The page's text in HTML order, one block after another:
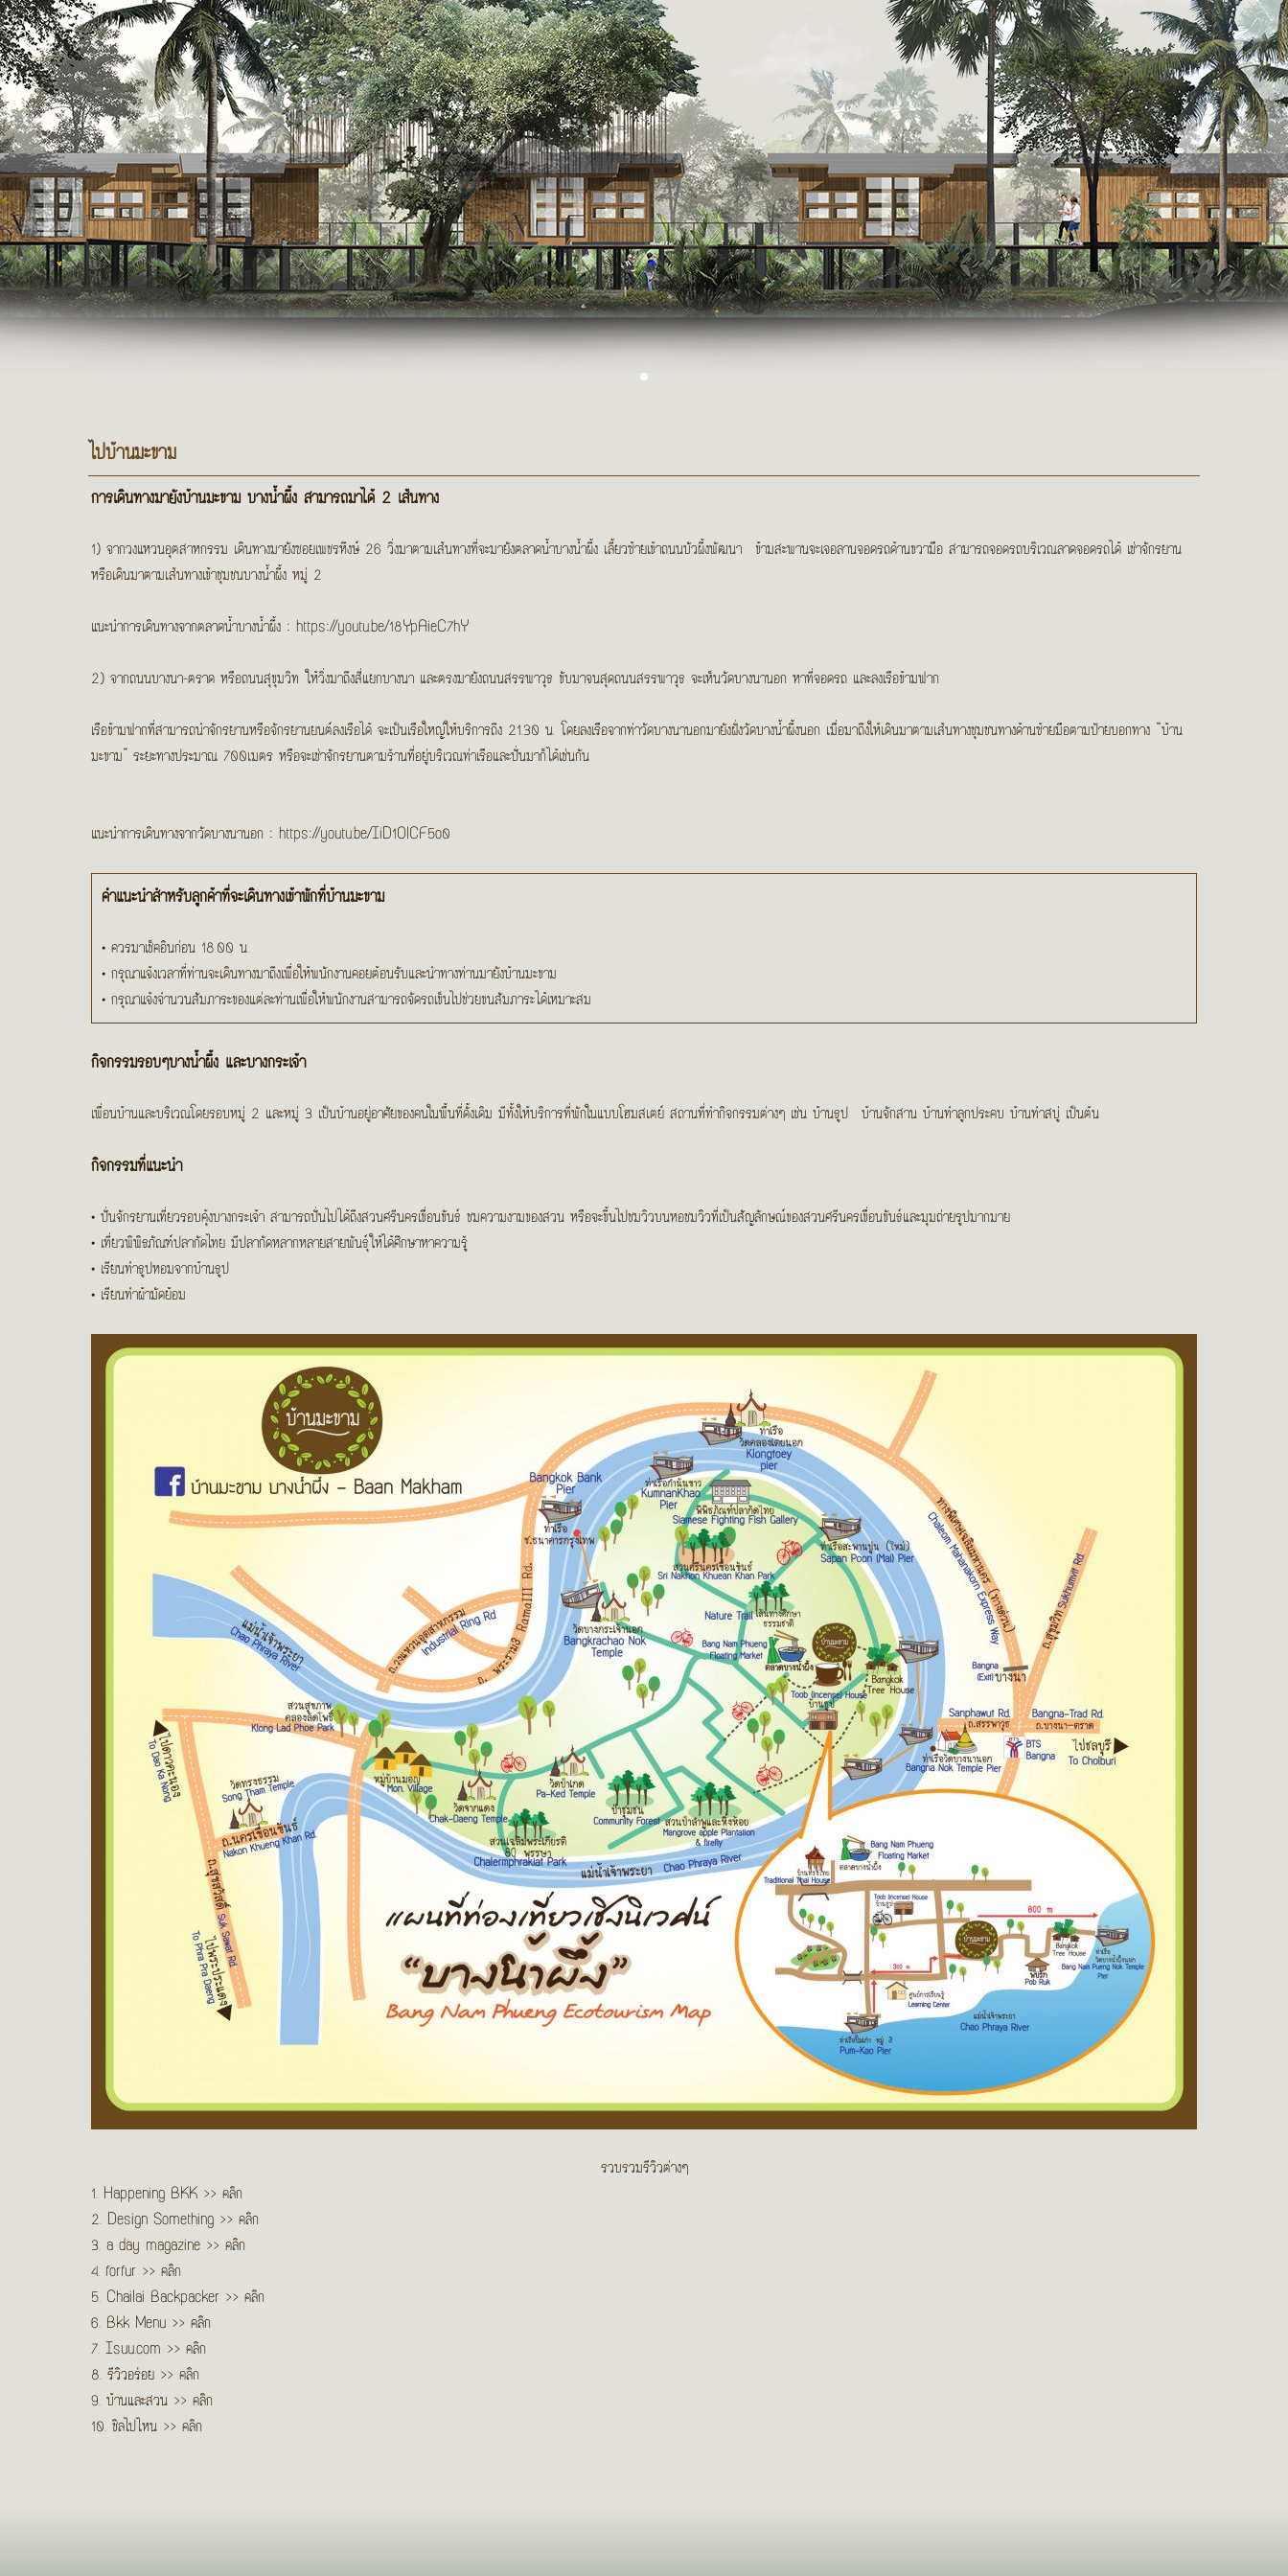
ไปบ้านมะขาม
การเดินทางมายังบ้านมะขาม บางน้ำผึ้ง สามารถมาได้ 2 เส้นทาง
1) จากวงแหวนอุตสาหกรรม เดินทางมายังซอยเพชรหึงษ์ 26 วิ่งมาตามเส้นทางที่จะมายังตลาดน้ำบางน้ำผึ้ง เลี้ยวซ้ายเข้าถนนบัวผึ้งพัฒนา ข้ามสะพานจะเจอลานจอดรถด้านขวามือ สามารถจอดรถบริเวณลาดจอดรถได้ เช่าจักรยาน
หรือเดินมาตามเส้นทางเข้าชุมชนบางน้ำผึ้ง หมู่ 2
แนะนำการเดินทางจากตลาดน้ำบางน้ำผึ้ง : https://youtu.be/18YpAieC7hY
2) จากถนนบางนา-ตราด หรือถนนสุขุมวิท ให้วิ่งมาถึงสี่แยกบางนา และตรงมายังถนนสรรพาวุธ ขับมาจนสุดถนนสรรพาวุธ จะเห็นวัดบางนานอก หาที่จอดรถ และลงเรือข้ามฟาก
เรือข้ามฟากที่สามารถนำจักรยานหรือจักรยานยนต์ลงเรือได้ จะเป็นเรือใหญ่ให้บริการถึง 21.30 น. โดยลงเรือจากท่าวัดบางนานอกมายังฝั่งวัดบางน้ำผึ้งนอก เมื่อมาถึงให้เดินมาตามเส้นทางชุมชนทางด้านซ้ายมือตามป้ายบอกทาง “บ้าน
มะขาม” ระยะทางประมาณ 700เมตร หรือจะเช่าจักรยานตามร้านที่อยู่บริเวณท่าเรือและปั่นมาก็ได้เช่นกัน
แนะนำการเดินทางจากวัดบางนานอก : https://youtu.be/IiD1OlCF5o0
คำแนะนำสำหรับลูกค้าที่จะเดินทางเข้าพักที่บ้านมะขาม
• ควรมาเช็คอินก่อน 18.00 น.
• กรุณาแจ้งเวลาที่ท่านจะเดินทางมาถึงเพื่อให้พนักงานคอยต้อนรับและนำทางท่านมายังบ้านมะขาม
• กรุณาแจ้งจำนวนสัมภาระของแต่ละท่านเพื่อให้พนักงานสามารถจัดรถเข็นไปช่วยขนสัมภาระได้เหมาะสม
กิจกรรมรอบๆบางน้ำผึ้ง และบางกระเจ้า
เพื่อนบ้านและบริเวณโดยรอบหมู่ 2 และหมู่ 3 เป็นบ้านอยู่อาศัยของคนในพื้นที่ดั้งเดิม มีทั้งให้บริการที่พักในแบบโฮมสเตย์ สถานที่ทำกิจกรรมต่างๆ เช่น บ้านธูป บ้านจักสาน บ้านทำลูกประคบ บ้านทำสบู่ เป็นต้น
กิจกรรมที่แนะนำ
• ปั่นจักรยานเที่ยวรอบคุ้งบางกระเจ้า สามารถปั่นไปได้ถึงสวนศรีนครเขื่อนขันธ์ ชมความงามของสวน หรือจะขึ้นไปชมวิวบนหอชมวิวที่เป็นสัญลักษณ์ของสวนศรีนครเขื่อนขันธ์และมุมถ่ายรูปมากมาย
• เที่ยวพิพิธภัณฑ์ปลากัดไทย มีปลากัดหลากหลายสายพันธุ์ให้ได้ศึกษาหาความรู้
• เรียนทำธูปหอมจากบ้านธูป
• เรียนทำผ้ามัดย้อม
รวบรวมรีวิวต่างๆ
1. Happening BKK >> คลิก
2. Design Something >> คลิก
3. a day magazine >> คลิก
4. forfur >> คลิก
5. Chailai Backpacker >> คลิก
6. Bkk Menu >> คลิก
7. Isuu.com >> คลิก
8. รีวิวอร่อย >> คลิก
9. บ้านและสวน >> คลิก
10. ชิลไปไหน >> คลิก